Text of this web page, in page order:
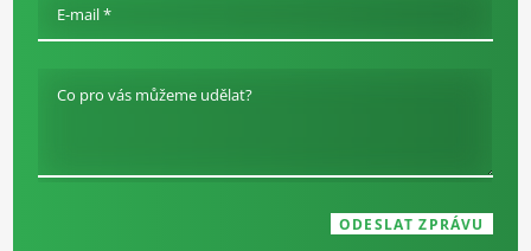
E-mail *
Co pro vás můžeme udělat?